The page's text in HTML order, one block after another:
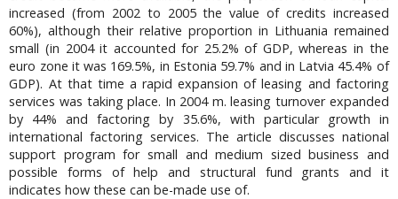
increased (from 2002 to 2005 the value of credits increased
60%), although their relative proportion in Lithuania remained
small (in 2004 it accounted for 25.2% of GDP, whereas in the
euro zone it was 169.5%, in Estonia 59.7% and in Latvia 45.4% of
GDP). At that time a rapid expansion of leasing and factoring
services was taking place. In 2004 m. leasing turnover expanded
by 44% and factoring by 35.6%, with particular growth in
international factoring services. The article discusses national
support program for small and medium sized business and
possible forms of help and structural fund grants and it
indicates how these can be-made use of.